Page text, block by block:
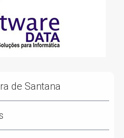
de Santana